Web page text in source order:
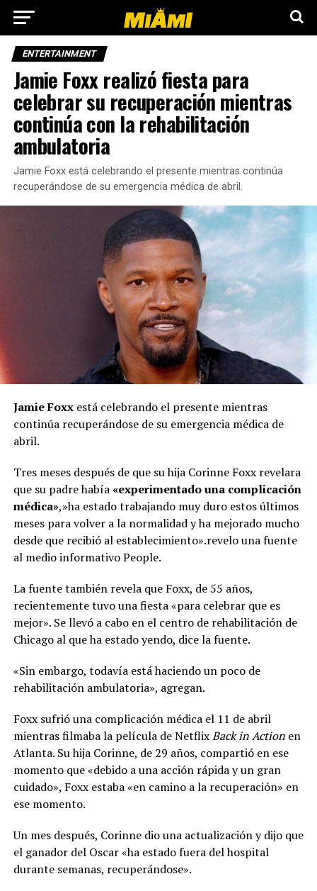
ENTERTAINMENT
Jamie Foxx realizó fiesta para
celebrar su recuperación mientras
continúa con la rehabilitación
ambulatoria
Jamie Foxx está celebrando el presente mientras continúa
recuperándose de su emergencia médica de abril.
Jamie Foxx está celebrando el presente mientras
continúa recuperándose de su emergencia médica de
abril.
Tres meses después de que su hija Corinne Foxx revelara
que su padre había«experimentado una complicación
médica»,»ha estado trabajando muy duro estos últimos
meses para volver a la normalidad y ha mejorado mucho
desde que recibió al establecimiento».revelo una fuente
al medio informativo People.
La fuente también revela que Foxx, de 55 años,
recientemente tuvo una fiesta «para celebrar que es
mejor». Se llevó a cabo en el centro de rehabilitación de
Chicago al que ha estado yendo, dice la fuente.
«Sin embargo, todavía está haciendo un poco de
rehabilitación ambulatoria», agregan.
Foxx sufrió una complicación médica el 11 de abril
mientras filmaba la película de NetflixBack in Actionen
Atlanta. Su hija Corinne, de 29 años, compartió en ese
momento que «debido a una acción rápida y un gran
cuidado», Foxx estaba «en camino a la recuperación» en
ese momento.
Un mes después, Corinne dio una actualización y dijo que
el ganador del Oscar «ha estado fuera del hospital
durante semanas, recuperándose».